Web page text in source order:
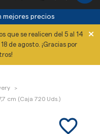
mejores precios
que se realicen del 5 al 14
de agosto. ¡Gracias por
×
cm (Caja 720 Uds.)
favorite_border